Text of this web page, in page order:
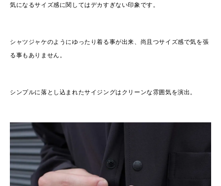
気になるサイズ感に関してはデカすぎない印象です。
シャツジャケのようにゆったり着る事が出来、尚且つサイズ感で気を張
る事もありません。
シンプルに落とし込まれたサイジングはクリーンな雰囲気を演出。